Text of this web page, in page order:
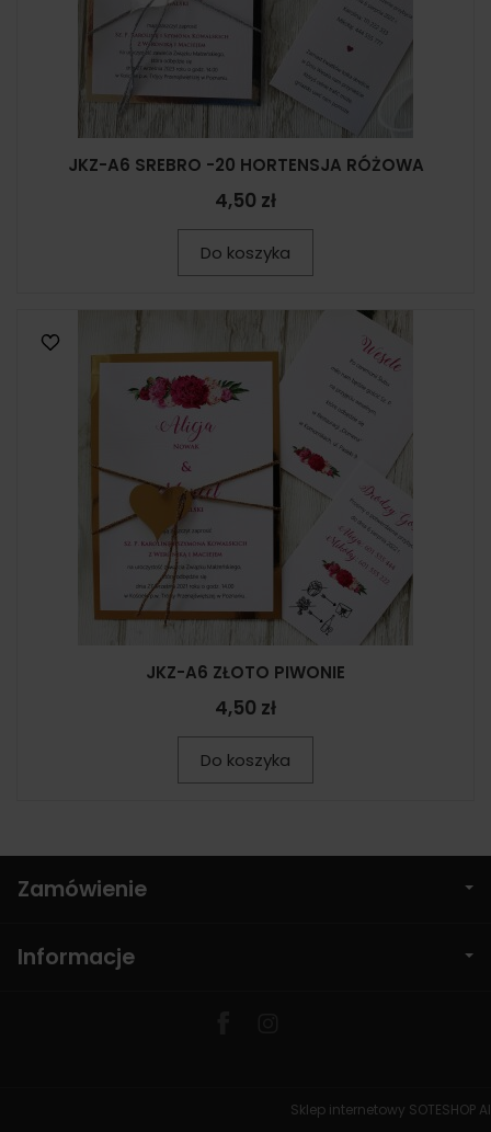
JKZ-A6 SREBRO -20 HORTENSJA RÓŻOWA
4,50 zł
Do koszyka
JKZ-A6 ZŁOTO PIWONIE
4,50 zł
Do koszyka
Zamówienie
Informacje
Sklep internetowy SOTESHOP AI